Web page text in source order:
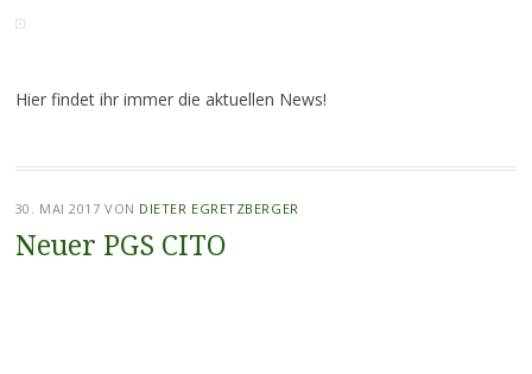
Hier findet ihr immer die aktuellen News!
30. MAI 2017 VON DIETER EGRETZBERGER
Neuer PGS CITO